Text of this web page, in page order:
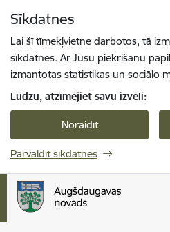
Sīkdatnes
Lai šī tīmekļvietne darbotos, tā
sīkdatnes. Ar Jūsu piekrišanu
izmantotas statistikas un sociālo
Lūdzu, atzīmējiet savu izvēli:
Noraidīt
Pārvaldīt sīkdatnes